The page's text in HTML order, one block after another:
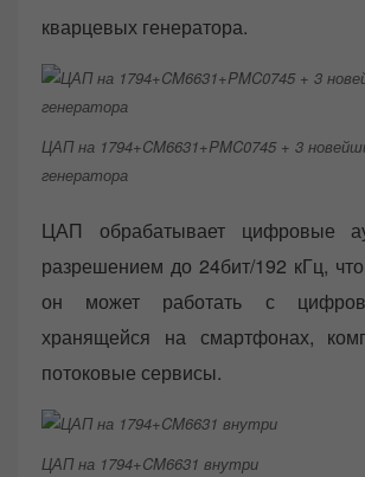
кварцевых генератора.
ЦАП на 1794+CM6631+PMC0745 + 3
генератора
ЦАП обрабатывает цифровые
разрешением до 24бит/192 кГц, что
он может работать с
хранящейся на смартфонах,
потоковые сервисы.
ЦАП на 1794+CM6631 внутри